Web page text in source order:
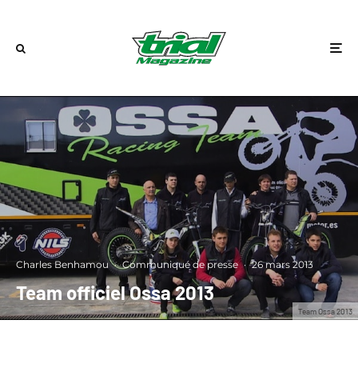
Team Ossa 2013
Charles Benhamou · Communiqué de presse · 26 mars 2013
Team officiel Ossa 2013